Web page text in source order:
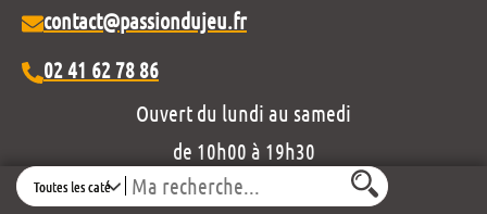
Search
contact@passiondujeu.fr
02 41 62 78 86
Ouvert du lundi au samedi
de 10h00 à 19h30
Découvrez notre projet éditorial :